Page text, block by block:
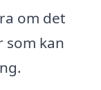
om det
som kan